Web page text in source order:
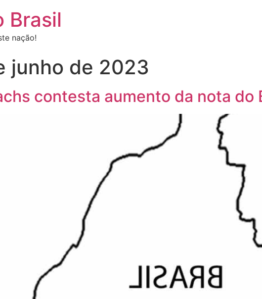
Brasil
nação!
junho de 2023
contesta aumento da nota do